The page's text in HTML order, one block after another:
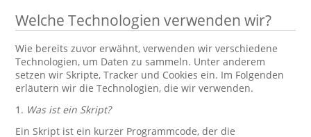
Welche Technologien verwenden wir?
Wie bereits zuvor erwähnt, verwenden wir verschiedene
Technologien, um Daten zu sammeln. Unter anderem
setzen wir Skripte, Tracker und Cookies ein. Im Folgenden
erläutern wir die Technologien, die wir verwenden.
1. Was ist ein Skript?
Ein Skript ist ein kurzer Programmcode, der die